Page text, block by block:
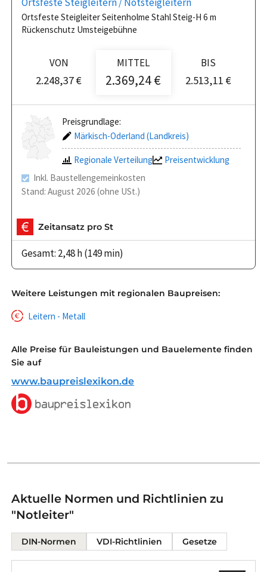
Ortsfeste Steigleiter Seitenholme Stahl Steig-H 6 m
Rückenschutz Umsteigebühne
VON
2.248,37 €
MITTEL
2.369,24 €
BIS
2.513,11 €
Preisgrundlage:
Märkisch-Oderland (Landkreis)
Regionale Verteilung
Preisentwicklung
Inkl. Baustellengemeinkosten
Stand: August 2026 (ohne USt.)
Zeitansatz pro St
Gesamt: 2,48 h (149 min)
Weitere Leistungen mit regionalen Baupreisen:
Leitern - Metall
Alle Preise für Bauleistungen und Bauelemente finden
Sie auf
www.baupreislexikon.de
Aktuelle Normen und Richtlinien zu
"Notleiter"
DIN-Normen VDI-Richtlinien Gesetze